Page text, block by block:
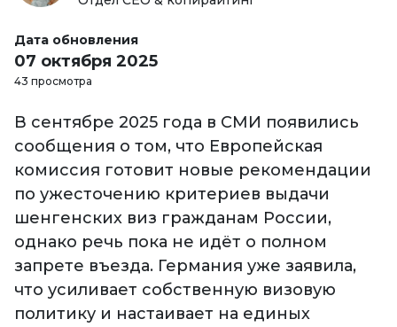
Дата обновления
07 октября 2025
43 просмотра
В сентябре 2025 года в СМИ появились
сообщения о том, что Европейская
комиссия готовит новые рекомендации
по ужесточению критериев выдачи
шенгенских виз гражданам России,
однако речь пока не идёт о полном
запрете въезда. Германия уже заявила,
что усиливает собственную визовую
политику и настаивает на единых